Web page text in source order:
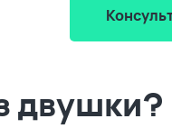
двушки?